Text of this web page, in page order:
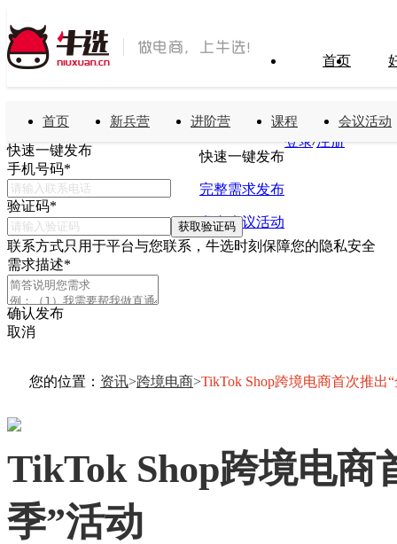
首页
搜索免费发布需求
快速一键发布
完整需求发布
发布会议活动
登录/ 注册
首页 新兵营 进阶营 课程 会议活动
快速一键发布
手机号码*
验证码*
获取验证码
联系方式只用于平台与您联系，牛选时刻保障您的隐私安全
需求描述*
确认发布
取消
您的位置： 资讯>跨境电商>TikTok Shop跨境电商首次推出
TikTok Shop跨境电商
季”活动